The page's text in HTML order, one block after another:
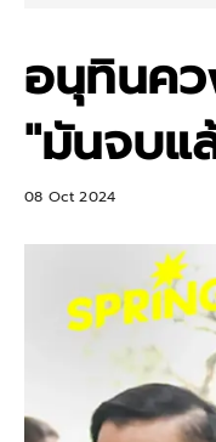
อนุทินคว
"มันจบแ
08 Oct 2024